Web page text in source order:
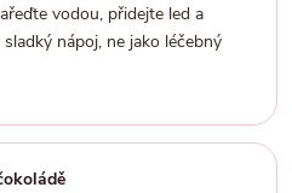
vodou, přidejte led a
nápoj, ne jako léčebný